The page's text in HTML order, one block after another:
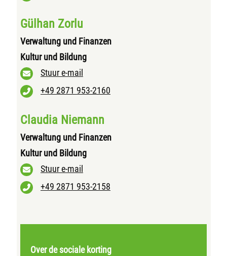
Gülhan Zorlu
Verwaltung und Finanzen
Kultur und Bildung
Stuur e-mail
+49 2871 953-2160
Claudia Niemann
Verwaltung und Finanzen
Kultur und Bildung
Stuur e-mail
+49 2871 953-2158
Over de sociale korting